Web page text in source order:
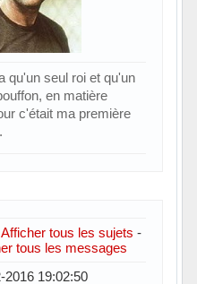
qu'un seul roi et qu'un
en matière
c'était ma première
Afficher tous les sujets -
tous les messages
2016 19:02:50